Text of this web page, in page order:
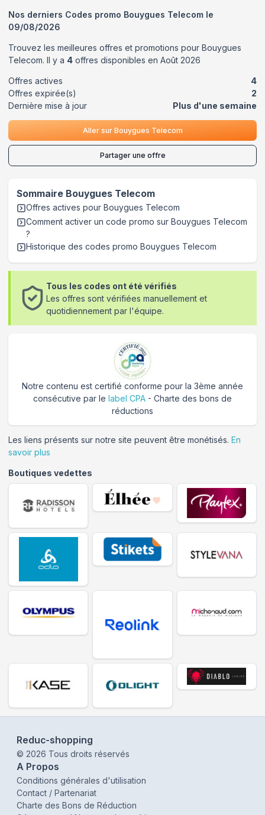
Nos derniers Codes promo Bouygues Telecom le
09/08/2026
Trouvez les meilleures offres et promotions pour Bouygues
Telecom. Il y a 4 offres disponibles en Août 2026
Offres actives
4
Offres expirée(s)
2
Dernière mise à jour
Plus d'une semaine
Aller sur Bouygues Telecom
Partager une offre
Sommaire Bouygues Telecom
Offres actives pour Bouygues Telecom
Comment activer un code promo sur Bouygues Telecom
?
Historique des codes promo Bouygues Telecom
Tous les codes ont été vérifiés
Les offres sont vérifiées manuellement et
quotidiennement par l'équipe.
Notre contenu est certifié conforme pour la 3ème année
consécutive par le label CPA - Charte des bons de
réductions
Les liens présents sur notre site peuvent être monétisés. En
savoir plus
Boutiques vedettes
Reduc-shopping
© 2026 Tous droits réservés
A Propos
Conditions générales d'utilisation
Contact / Partenariat
Charte des Bons de Réduction